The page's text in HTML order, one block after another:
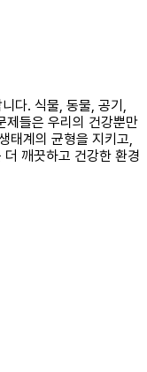
다. 식물, 동물, 공기,
제들은 우리의 건강뿐만
태계의 균형을 지키고,
깨끗하고 건강한 환경